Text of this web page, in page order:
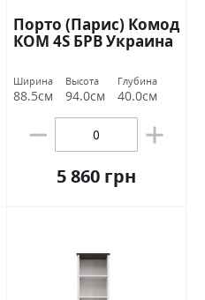
Порто (Парис) Комод
КОМ 4S БРВ Украина
Ширина
88.5см
Высота
94.0см
Глубина
40.0см
5 860 грн